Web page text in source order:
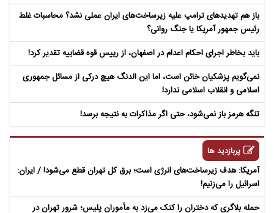
باز هم تهدیدهای ترامپ علیه زیرساخت‌های ایران عملی نشد؟ محاسبات غلط
رئیس جمهور آمریکا یا جنگ روانی؟
باید بخاطر اجرای احکام اعدام در اصفهان، از رییس قوه قضاییه تقدیر کرد!
نمی‌گویم پزشکیان خائن است، اما این الدنگ هیچ درکی از مسائل جمهوری
اسلامی و انقلاب اسلامی ندارد!
تنگه هرمز باز نمی‌شود، حتی اگر مذاکرات به نتیجه برسد!
پربازدید ها
آمریکا: هدف زیرساخت‌های انرژی است؛ برق کل تهران قطع می‌شود! / ایران:
اسرائیل را می‌زنیم!
حمله بلاگری که دختران را کتک می‌زد به مأموران پلیس؛ شرور تهران در